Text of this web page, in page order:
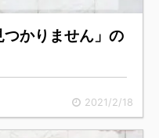
かりません」の
2021/2/18